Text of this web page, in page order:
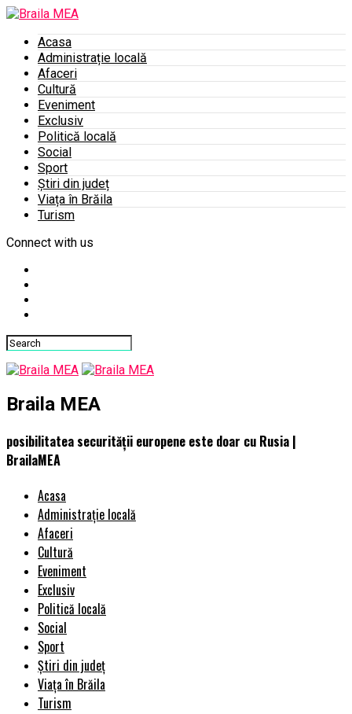
Acasa
Administrație locală
Afaceri
Cultură
Eveniment
Exclusiv
Politică locală
Social
Sport
Știri din județ
Viața în Brăila
Turism
Connect with us
Braila MEA
posibilitatea securității europene este doar cu Rusia |
BrailaMEA
Acasa
Administrație locală
Afaceri
Cultură
Eveniment
Exclusiv
Politică locală
Social
Sport
Știri din județ
Viața în Brăila
Turism